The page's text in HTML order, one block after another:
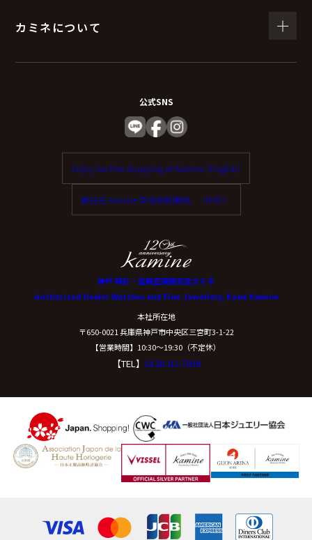
カミネについて
公式SNS
Enjoy tax-free shopping at Kamine. (English)
歡迎在 Kamine 享受免稅購物。（中文）
神戸 時計・宝飾正規販売店カミネ
Authorized Dealer Watches and Fine Jewellery, Kobe Kamine
本社所在地
〒650-0021 兵庫県神戸市中央区三宮町3-1-22
【営業時間】10:30〜19:30（不定休）
【TEL】 0120-02-7039